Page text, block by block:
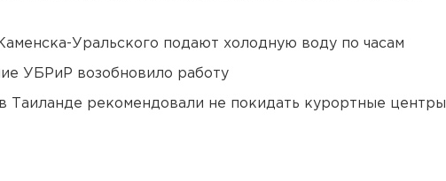
Уральского подают холодную воду по часам
УБРиР возобновило работу
в Таиланде рекомендовали не покидать курортные центры